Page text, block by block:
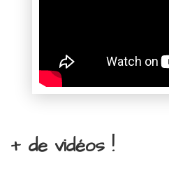
+ de vidéos !